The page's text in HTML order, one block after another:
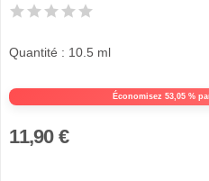
Économisez 53,05 %
Quantité : 10.5 ml
11,90 €